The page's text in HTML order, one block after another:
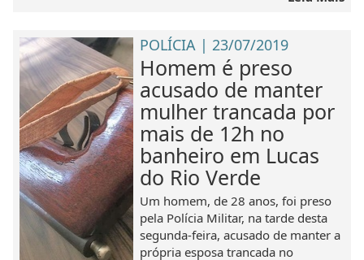
POLÍCIA | 23/07/2019
Homem é preso
acusado de manter
mulher trancada por
mais de 12h no
banheiro em Lucas
do Rio Verde
Um homem, de 28 anos, foi preso
pela Polícia Militar, na tarde desta
segunda-feira, acusado de manter a
própria esposa trancada no